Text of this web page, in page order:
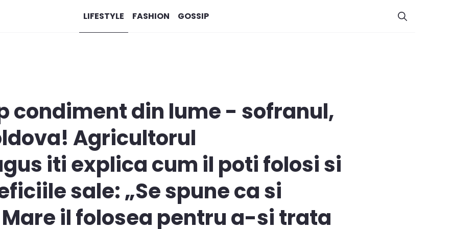
LIFESTYLE FASHION GOSSIP
condiment din lume - sofranul,
Agricultorul
iti explica cum il poti folosi si
sale: „Se spune ca si
il folosea pentru a-si trata